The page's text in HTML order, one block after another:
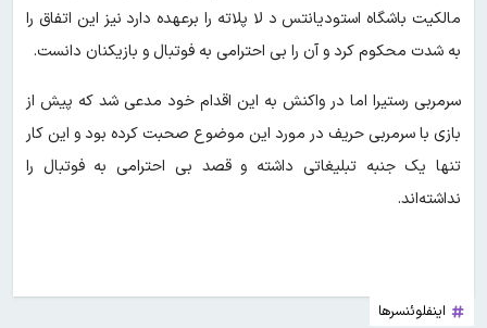
مالکیت باشگاه استودیانتس د لا پلاته را برعهده دارد نیز این اتفاق را
به شدت محکوم کرد و آن را بی احترامی به فوتبال و بازیکنان دانست.
سرمربی رستیرا اما در واکنش به این اقدام خود مدعی شد که پیش از
بازی با سرمربی حریف در مورد این موضوع صحبت کرده بود و این کار
تنها یک جنبه تبلیغاتی داشته و قصد بی احترامی به فوتبال را
نداشته‌اند.
اینفلوئنسرها